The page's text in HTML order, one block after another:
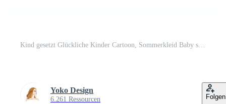
Kind gesetzt Glückliche Kinder Cartoon, Sommerkleid Baby spielen Kinder zu Fuß Pro Vektor
Yoko Design
6.261 Ressourcen Folgen